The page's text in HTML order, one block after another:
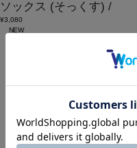
ソックス (そっくす) /
¥3,080
NEW